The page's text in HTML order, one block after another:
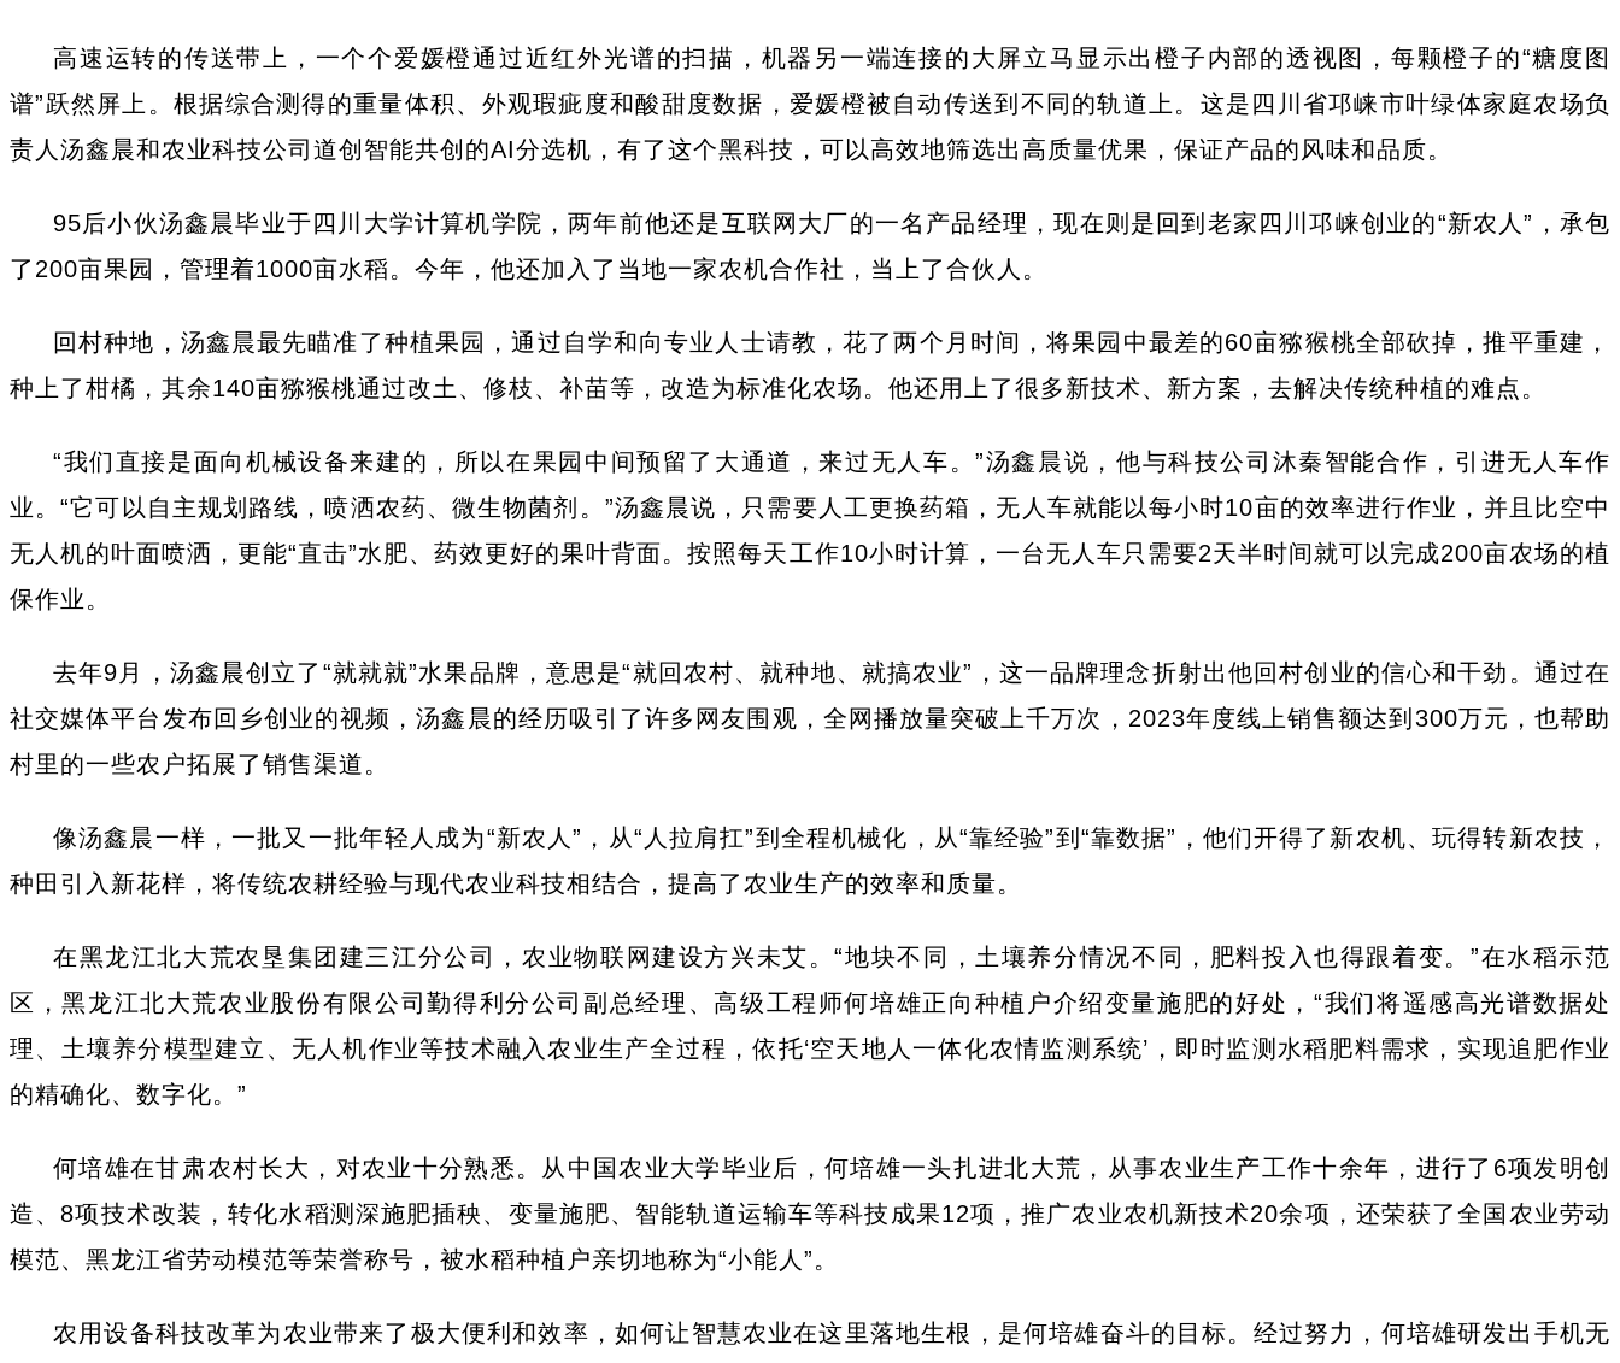
高速运转的传送带上，一个个爱媛橙通过近红外光谱的扫描，机器另一端连接的大屏立马显示出橙子内部的透视图，每颗橙子的“糖度图
谱”跃然屏上。根据综合测得的重量体积、外观瑕疵度和酸甜度数据，爱媛橙被自动传送到不同的轨道上。这是四川省邛崃市叶绿体家庭农场负
责人汤鑫晨和农业科技公司道创智能共创的AI分选机，有了这个黑科技，可以高效地筛选出高质量优果，保证产品的风味和品质。
95后小伙汤鑫晨毕业于四川大学计算机学院，两年前他还是互联网大厂的一名产品经理，现在则是回到老家四川邛崃创业的“新农人”，承包
了200亩果园，管理着1000亩水稻。今年，他还加入了当地一家农机合作社，当上了合伙人。
回村种地，汤鑫晨最先瞄准了种植果园，通过自学和向专业人士请教，花了两个月时间，将果园中最差的60亩猕猴桃全部砍掉，推平重建，
种上了柑橘，其余140亩猕猴桃通过改土、修枝、补苗等，改造为标准化农场。他还用上了很多新技术、新方案，去解决传统种植的难点。
“我们直接是面向机械设备来建的，所以在果园中间预留了大通道，来过无人车。”汤鑫晨说，他与科技公司沐秦智能合作，引进无人车作
业。“它可以自主规划路线，喷洒农药、微生物菌剂。”汤鑫晨说，只需要人工更换药箱，无人车就能以每小时10亩的效率进行作业，并且比空中
无人机的叶面喷洒，更能“直击”水肥、药效更好的果叶背面。按照每天工作10小时计算，一台无人车只需要2天半时间就可以完成200亩农场的植
保作业。
去年9月，汤鑫晨创立了“就就就”水果品牌，意思是“就回农村、就种地、就搞农业”，这一品牌理念折射出他回村创业的信心和干劲。通过在
社交媒体平台发布回乡创业的视频，汤鑫晨的经历吸引了许多网友围观，全网播放量突破上千万次，2023年度线上销售额达到300万元，也帮助
村里的一些农户拓展了销售渠道。
像汤鑫晨一样，一批又一批年轻人成为“新农人”，从“人拉肩扛”到全程机械化，从“靠经验”到“靠数据”，他们开得了新农机、玩得转新农技，
种田引入新花样，将传统农耕经验与现代农业科技相结合，提高了农业生产的效率和质量。
在黑龙江北大荒农垦集团建三江分公司，农业物联网建设方兴未艾。“地块不同，土壤养分情况不同，肥料投入也得跟着变。”在水稻示范
区，黑龙江北大荒农业股份有限公司勤得利分公司副总经理、高级工程师何培雄正向种植户介绍变量施肥的好处，“我们将遥感高光谱数据处
理、土壤养分模型建立、无人机作业等技术融入农业生产全过程，依托‘空天地人一体化农情监测系统’，即时监测水稻肥料需求，实现追肥作业
的精确化、数字化。”
何培雄在甘肃农村长大，对农业十分熟悉。从中国农业大学毕业后，何培雄一头扎进北大荒，从事农业生产工作十余年，进行了6项发明创
造、8项技术改装，转化水稻测深施肥插秧、变量施肥、智能轨道运输车等科技成果12项，推广农业农机新技术20余项，还荣获了全国农业劳动
模范、黑龙江省劳动模范等荣誉称号，被水稻种植户亲切地称为“小能人”。
农用设备科技改革为农业带来了极大便利和效率，如何让智慧农业在这里落地生根，是何培雄奋斗的目标。经过努力，何培雄研发出手机无